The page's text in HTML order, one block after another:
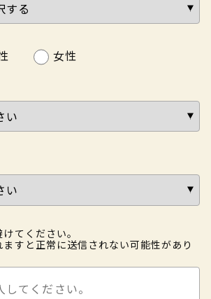
女性
てください。
ますと正常に送信されない可能性があり